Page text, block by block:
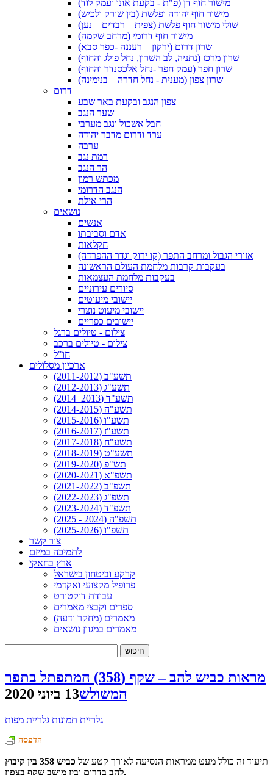
מישור חוף דן (פ"ת - בקעת אונו ועמק לוד)
מישור חוף יהודה ופלשת (בין שורק ולכיש)
שולי מישור חוף פלשת (צפית – רבדים – נען)
מישור חוף דרומי (מרחב שקמה)
שרון דרום (ירקון – רעננה -כפר סבא)
שרון מרכז (נתניה, לב השרון, נחל פולג והחוף)
שרון חפר (עמק חפר -נחל אלכסנדר והחוף)
שרון צפון (מענית - נחל חדרה – בנימינה)
דרום
צפון הנגב ובקעת באר שבע
שער הנגב
חבל אשכול ונגב מערבי
ערד ודרום מדבר יהודה
ערבה
רמת נגב
הר הנגב
מכתש רמון
הנגב הדרומי
הרי אילת
נושאים
אנשים
אדם וסביבתו
חקלאות
אזורי הגבול ומרחב התפר (קו ירוק וגדר ההפרדה)
בעקבות קרבות מלחמת העולם הראשונה
בעקבות מלחמת העצמאות
סיורים עירוניים
יישובי מיעוטים
יישובי מיעוט נוצרי
יישובים כפריים
צילום - טיולים ברגל
צילום - טיולים ברכב
חו"ל
ארכיון מסלולים
תשע"ב (2011-2012)
תשע"ג (2012-2013)
תשע"ד (2013_2014)
תשע"ה (2014-2015)
תשע"ו (2015-2016)
תשע"ז (2016-2017)
תשע"ח (2017-2018)
תשע"ט (2018-2019)
תש"פ (2019-2020)
תשפ"א (2020-2021)
תשפ"ב (2021-2022)
תשפ"ג (2022-2023)
תשפ"ד (2023-2024)
תשפ"ה (2024 - 2025)
תשפ"ו (2025-2026)
צור קשר
לתמיכה במיזם
ארץ בחאקי
קרקע וביטחון בישראל
פרופיל מקצועי ואקדמי
עבודת דוקטורט
ספרים וקבצי מאמרים
מאמרים (מחקר ודעה)
מאמרים במגוון נושאים
מראות כביש להב – שקף (358) המתפתל בתפר
המשולש13 ביוני 2020
גלריית תמונות גלריית מפות
הדפסה
תיעוד זה כולל מעט ממראות הנסיעה לאורך קטע של
כביש 358 בין קיבוץ
להב בדרום ובין מושב שקף בצפון.